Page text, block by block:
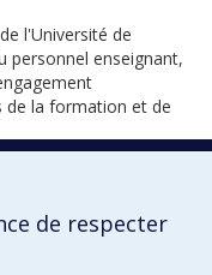
l'Université de
personnel enseignant,
de la formation et de
de respecter